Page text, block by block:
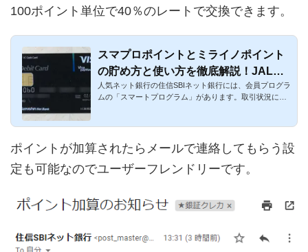
100ポイント単位で40％のレートで交換できます。
スマプロポイントとミライノポイント
の貯め方と使い方を徹底解説！JALマ
イルに交換も可能で住信SBIネット銀
行がお得に！
人気ネット銀行の住信SBIネット銀行には、会員プログラ
ムの「スマートプログラム」があります。取引状況に応
ポイントが加算されたらメールで連絡してもらう設
定も可能なのでユーザーフレンドリーです。